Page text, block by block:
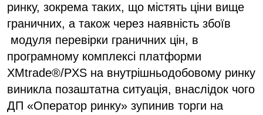
ринку, зокрема таких, що містять ціни вище
граничних, а також через наявність збоїв
модуля перевірки граничних цін, в
програмному комплексі платформи
XMtrade®/PXS на внутрішньодобовому ринку
виникла позаштатна ситуація, внаслідок чого
ДП «Оператор ринку» зупинив торги на